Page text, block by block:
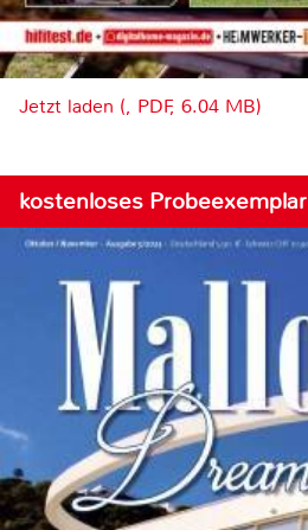
Jetzt laden (, PDF, 6.04 MB)
kostenloses Probeexemplar